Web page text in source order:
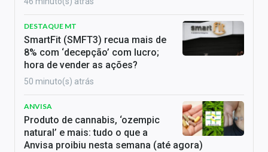
DESTAQUE MT
SmartFit (SMFT3) recua mais de
8% com ‘decepção’ com lucro;
hora de vender as ações?
50 minuto(s) atrás
ANVISA
Produto de cannabis, ‘ozempic
natural’ e mais: tudo o que a
Anvisa proibiu nesta semana (até agora)